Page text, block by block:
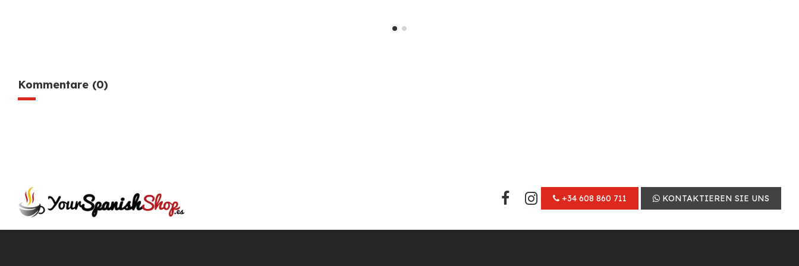
Kommentare (0)
+34 608 860 711 KONTAKTIEREN SIE UNS